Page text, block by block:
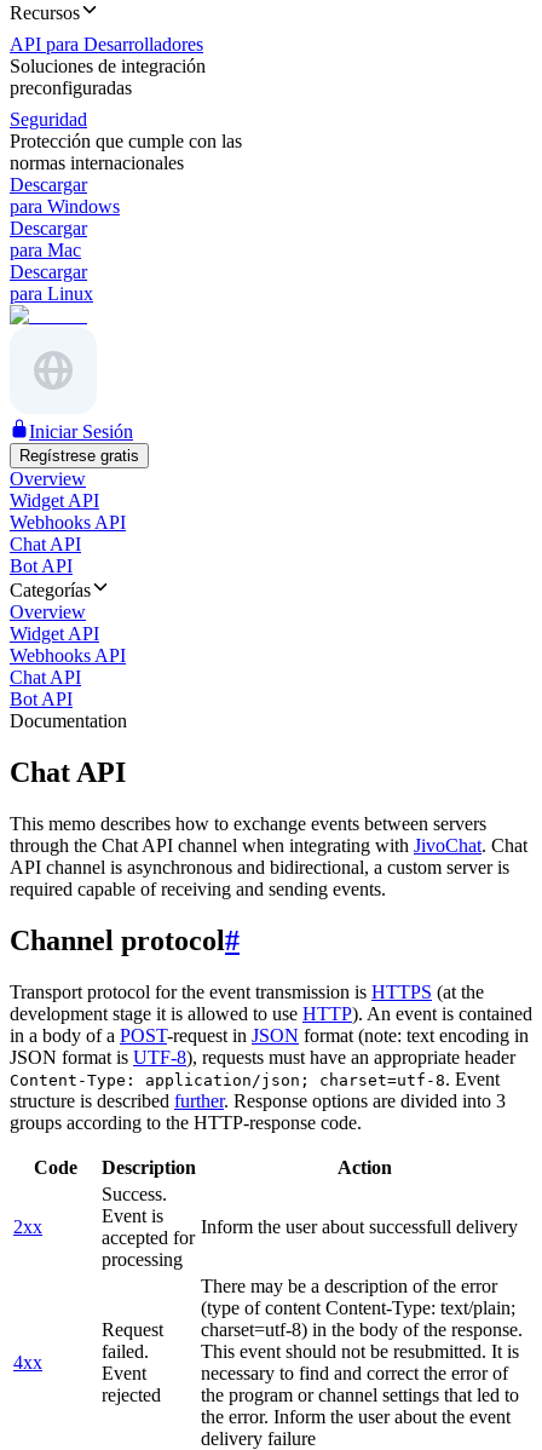
Recursos
API para Desarrolladores
Soluciones de integración
preconfiguradas
Seguridad
Protección que cumple con las
normas internacionales
Descargar
para Windows
Descargar
para Mac
Descargar
para Linux
Iniciar Sesión
Regístrese gratis
Overview
Widget API
Webhooks API
Chat API
Bot API
Categorías
Overview
Widget API
Webhooks API
Chat API
Bot API
Documentation
Chat API
This memo describes how to exchange events between servers
through the Chat API channel when integrating with JivoChat. Chat
API channel is asynchronous and bidirectional, a custom server is
required capable of receiving and sending events.
Channel protocol#
Transport protocol for the event transmission is HTTPS (at the
development stage it is allowed to use HTTP). An event is contained
in a body of a POST-request in JSON format (note: text encoding in
JSON format is UTF-8), requests must have an appropriate header
Content-Type: application/json; charset=utf-8. Event
structure is described further. Response options are divided into 3
groups according to the HTTP-response code.
Code Description Action
2xx
Success.
Event is
accepted for
processing
Inform the user about successfull delivery
4xx
Request
failed.
Event
rejected
There may be a description of the error
(type of content Content-Type: text/plain;
charset=utf-8) in the body of the response.
This event should not be resubmitted. It is
necessary to find and correct the error of
the program or channel settings that led to
the error. Inform the user about the event
delivery failure